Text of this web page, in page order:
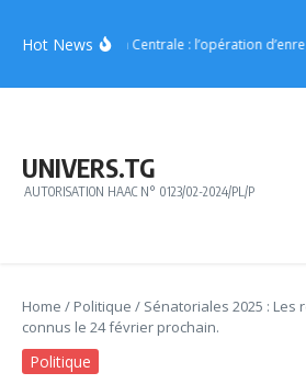
Hot NewsRégion Centrale : l’opération
UNIVERS.TG
AUTORISATION HAAC N° 0123/02-2024/PL/P
Home / Politique / Sénatoriales 2025 :
connus le 24 février prochain.
Politique